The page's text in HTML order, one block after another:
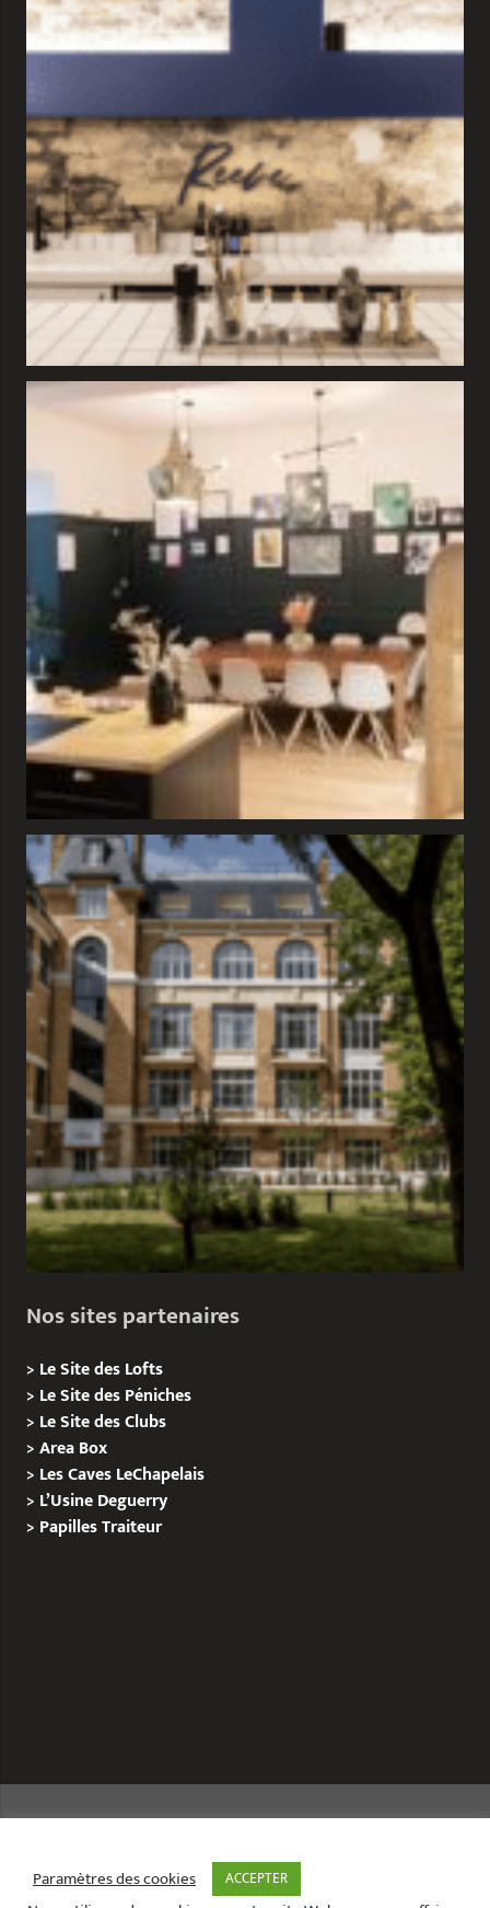
Nos sites partenaires
> Le Site des Lofts
> Le Site des Péniches
> Le Site des Clubs
>Area Box
> Les Caves LeChapelais
> L’Usine Deguerry
> PapillesTraiteur
Paramètres des cookies ACCEPTER